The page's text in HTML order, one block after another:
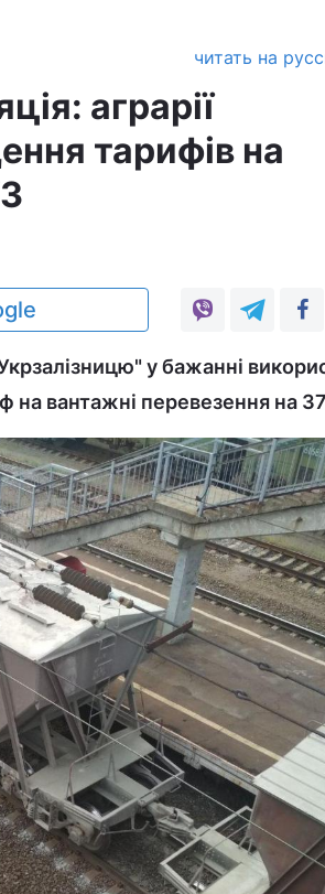
читать на
аграрії
тарифів на
у бажанні
вантажні перевезення на